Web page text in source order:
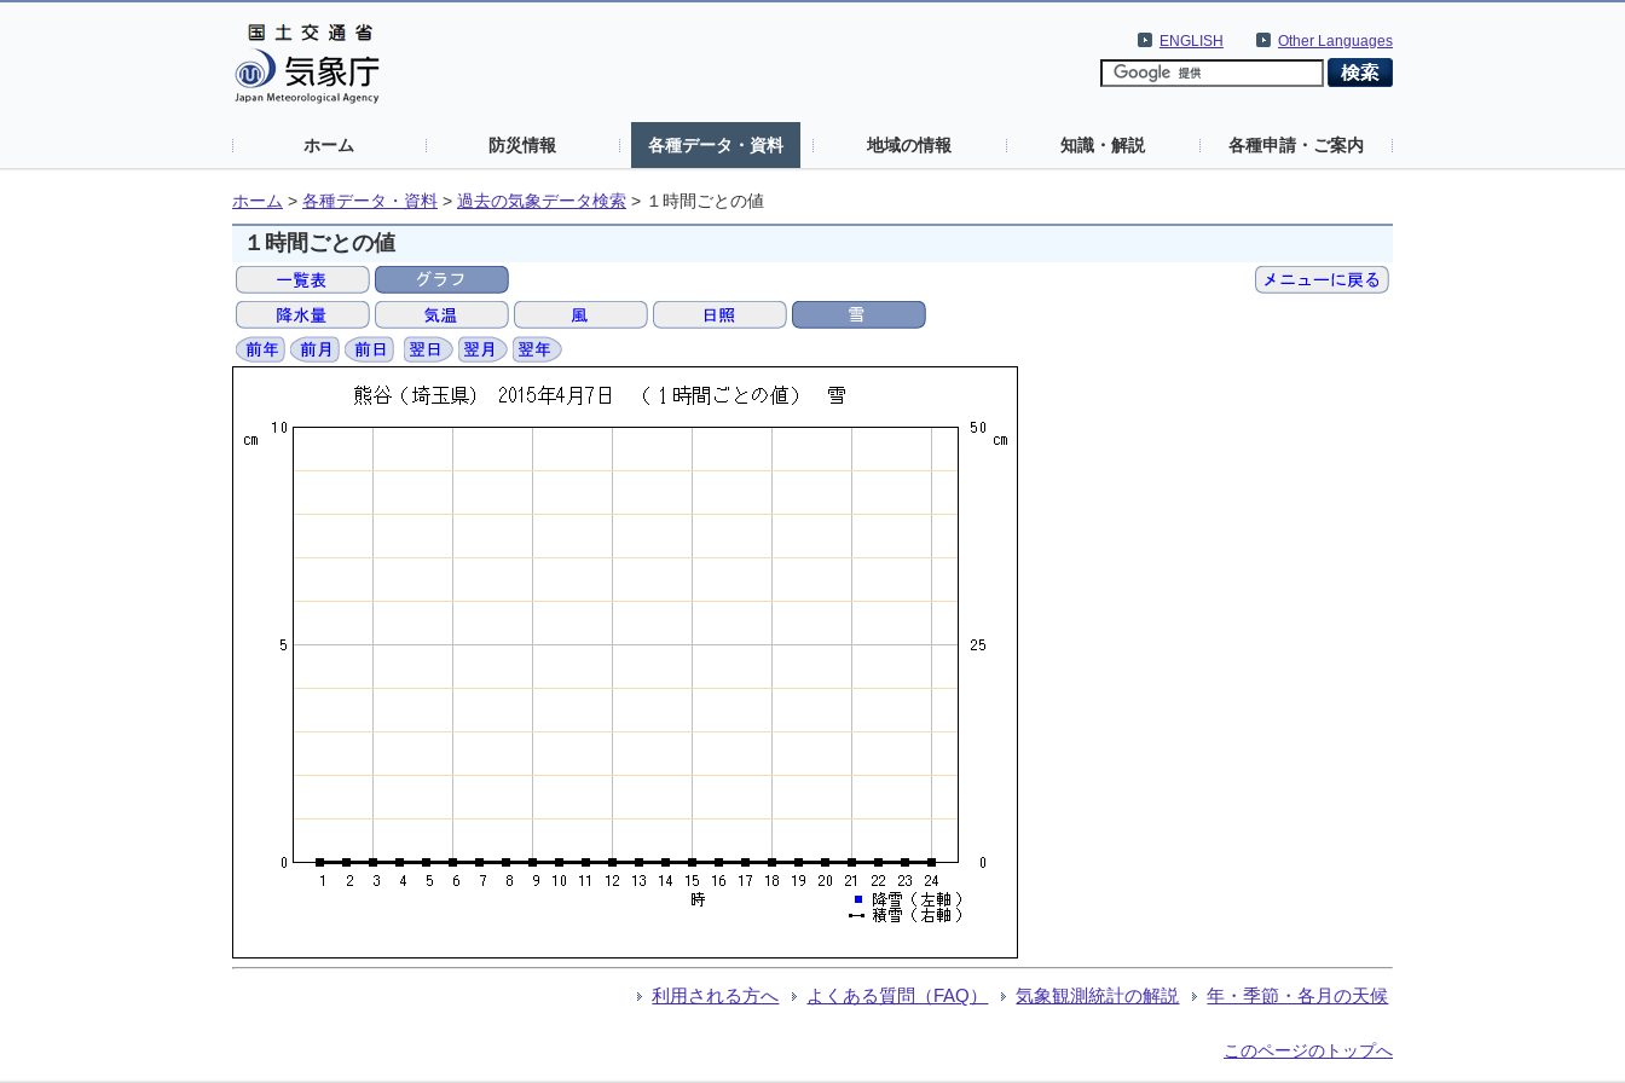
Other Languages
ENGLISH
ホーム 防災情報 各種データ・資料 地域の情報 知識・解説 各種申請・ご案内
ホーム > 各種データ・資料 > 過去の気象データ検索 > １時間ごとの値
１時間ごとの値
利用される方へ よくある質問（FAQ） 気象観測統計の解説 年・季節・各月の天候
このページのトップへ